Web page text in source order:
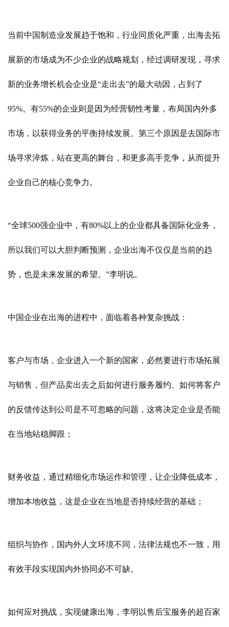
当前中国制造业发展趋于饱和，行业同质化严重，出海去拓
展新的市场成为不少企业的战略规划，经过调研发现，寻求
新的业务增长机会企业是“走出去”的最大动因，占到了
95%。有55%的企业则是因为经营韧性考量，布局国内外多
市场，以获得业务的平衡持续发展。第三个原因是去国际市
场寻求淬炼，站在更高的舞台，和更多高手竞争，从而提升
企业自己的核心竞争力。
“全球500强企业中，有80%以上的企业都具备国际化业务，
所以我们可以大胆判断预测，企业出海不仅仅是当前的趋
势，也是未来发展的希望。”李明说。
中国企业在出海的进程中，面临着各种复杂挑战：
客户与市场，企业进入一个新的国家，必然要进行市场拓展
与销售，但产品卖出去之后如何进行服务履约、如何将客户
的反馈传达到公司是不可忽略的问题，这将决定企业是否能
在当地站稳脚跟；
财务收益，通过精细化市场运作和管理，让企业降低成本，
增加本地收益，这是企业在当地是否持续经营的基础；
组织与协作，国内外人文环境不同，法律法规也不一致，用
有效手段实现国内外协同必不可缺。
如何应对挑战，实现健康出海，李明以售后宝服务的超百家